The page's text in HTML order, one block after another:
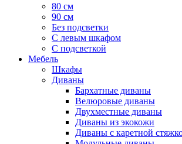
80 см
90 см
Без подсветки
С левым шкафом
С подсветкой
Мебель
Шкафы
Диваны
Бархатные диваны
Велюровые диваны
Двухместные диваны
Диваны из экокожи
Диваны с каретной